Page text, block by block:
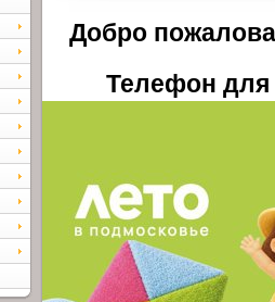
Добро
Телефон для